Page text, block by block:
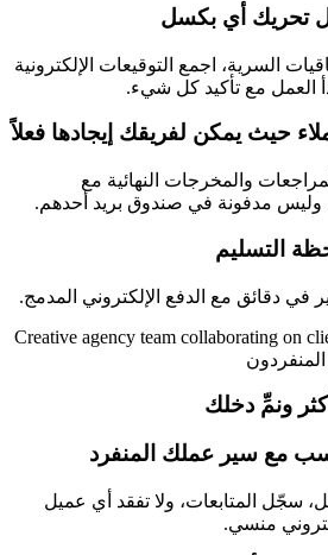
تحريك أي بكسل
السرية، اجمع التوقيعات الإلكترونية
العمل مع تأكيد كل شيء.
حيث يمكن لفريقك إيجادها فعلاً
والمخرجات النهائية مع
وليس مدفونة في صندوق بريد أحدهم.
التسليم
في دقائق مع الدفع الإلكتروني المدمج.
ونمِّ دخلك
سجّل المتابعات، ولا تفقد أي عميل
منسي.